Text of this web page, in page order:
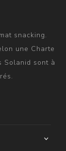
snacking.
une Charte
Solanid sont à